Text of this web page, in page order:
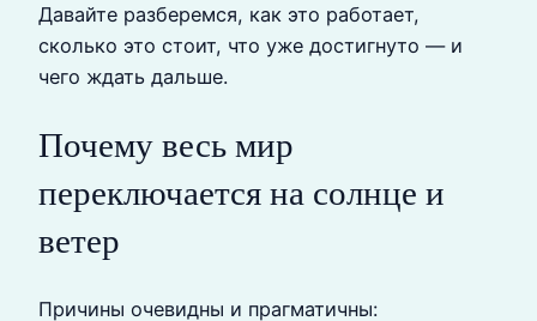
Давайте разберемся, как это работает,
сколько это стоит, что уже достигнуто — и
чего ждать дальше.
Почему весь мир
переключается на солнце и
ветер
Причины очевидны и прагматичны: